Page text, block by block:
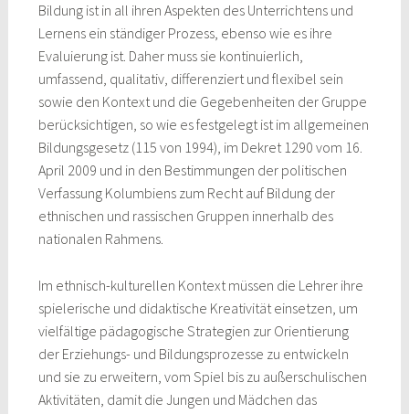
Bildung ist in all ihren Aspekten des Unterrichtens und
Lernens ein ständiger Prozess, ebenso wie es ihre
Evaluierung ist. Daher muss sie kontinuierlich,
umfassend, qualitativ, differenziert und flexibel sein
sowie den Kontext und die Gegebenheiten der Gruppe
berücksichtigen, so wie es festgelegt ist im allgemeinen
Bildungsgesetz (115 von 1994), im Dekret 1290 vom 16.
April 2009 und in den Bestimmungen der politischen
Verfassung Kolumbiens zum Recht auf Bildung der
ethnischen und rassischen Gruppen innerhalb des
nationalen Rahmens.
Im ethnisch-kulturellen Kontext müssen die Lehrer ihre
spielerische und didaktische Kreativität einsetzen, um
vielfältige pädagogische Strategien zur Orientierung
der Erziehungs- und Bildungsprozesse zu entwickeln
und sie zu erweitern, vom Spiel bis zu außerschulischen
Aktivitäten, damit die Jungen und Mädchen das